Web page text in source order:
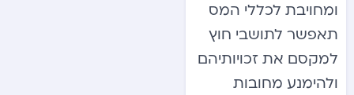
ומחויבת לכללי המס
תאפשר לתושבי חוץ
למקסם את זכויותיהם
ולהימנע מחובות